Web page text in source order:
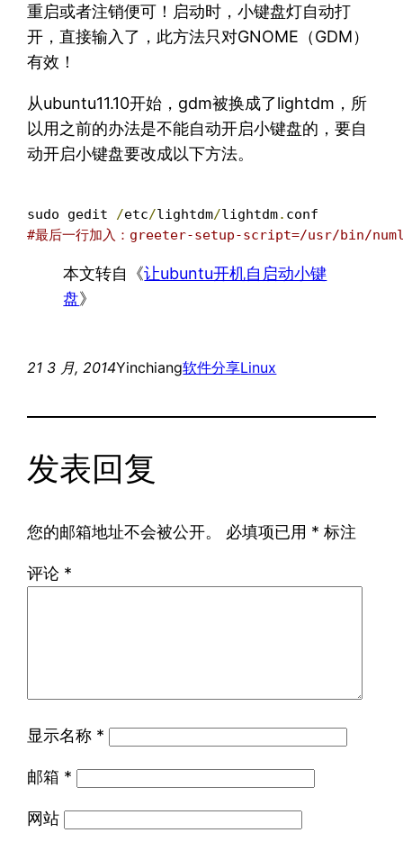
重启或者注销便可！启动时，小键盘灯自动打
开，直接输入了，此方法只对GNOME（GDM）
有效！
从ubuntu11.10开始，gdm被换成了lightdm，所
以用之前的办法是不能自动开启小键盘的，要自
动开启小键盘要改成以下方法。
sudo gedit /etc/lightdm/lightdm.
#最后一行加入：greeter-setup-script=/usr/bin/
本文转自《让ubuntu开机自启动小键
盘》
21 3 月, 2014Yinchiang软件分享Linux
发表回复
您的邮箱地址不会被公开。 必填项已用 * 标注
评论 *
显示名称 *
邮箱 *
网站